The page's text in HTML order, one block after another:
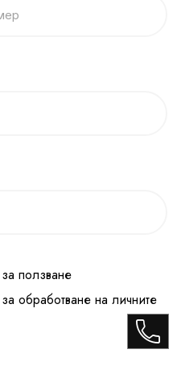
ползване
обработване на личните